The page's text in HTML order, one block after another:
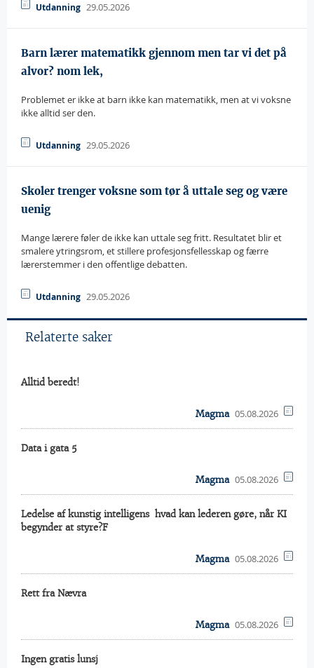
Utdanning 29.05.2026
Barn lærer matematikk gjennom men tar vi det på
alvor? nom lek,
Problemet er ikke at barn ikke kan matematikk, men at vi voksne
ikke alltid ser den.
Utdanning 29.05.2026
Skoler trenger voksne som tør å uttale seg og være
uenig
Mange lærere føler de ikke kan uttale seg fritt. Resultatet blir et
smalere ytringsrom, et stillere profesjonsfellesskap og færre
lærerstemmer i den offentlige debatten.
Utdanning 29.05.2026
Relaterte saker
Alltid beredt!
Magma 05.08.2026
Data i gata 5
Magma 05.08.2026
Ledelse af kunstig intelligens  hvad kan lederen gøre, når KI
begynder at styre?F
Magma 05.08.2026
Rett fra Nævra
Magma 05.08.2026
Ingen gratis lunsj